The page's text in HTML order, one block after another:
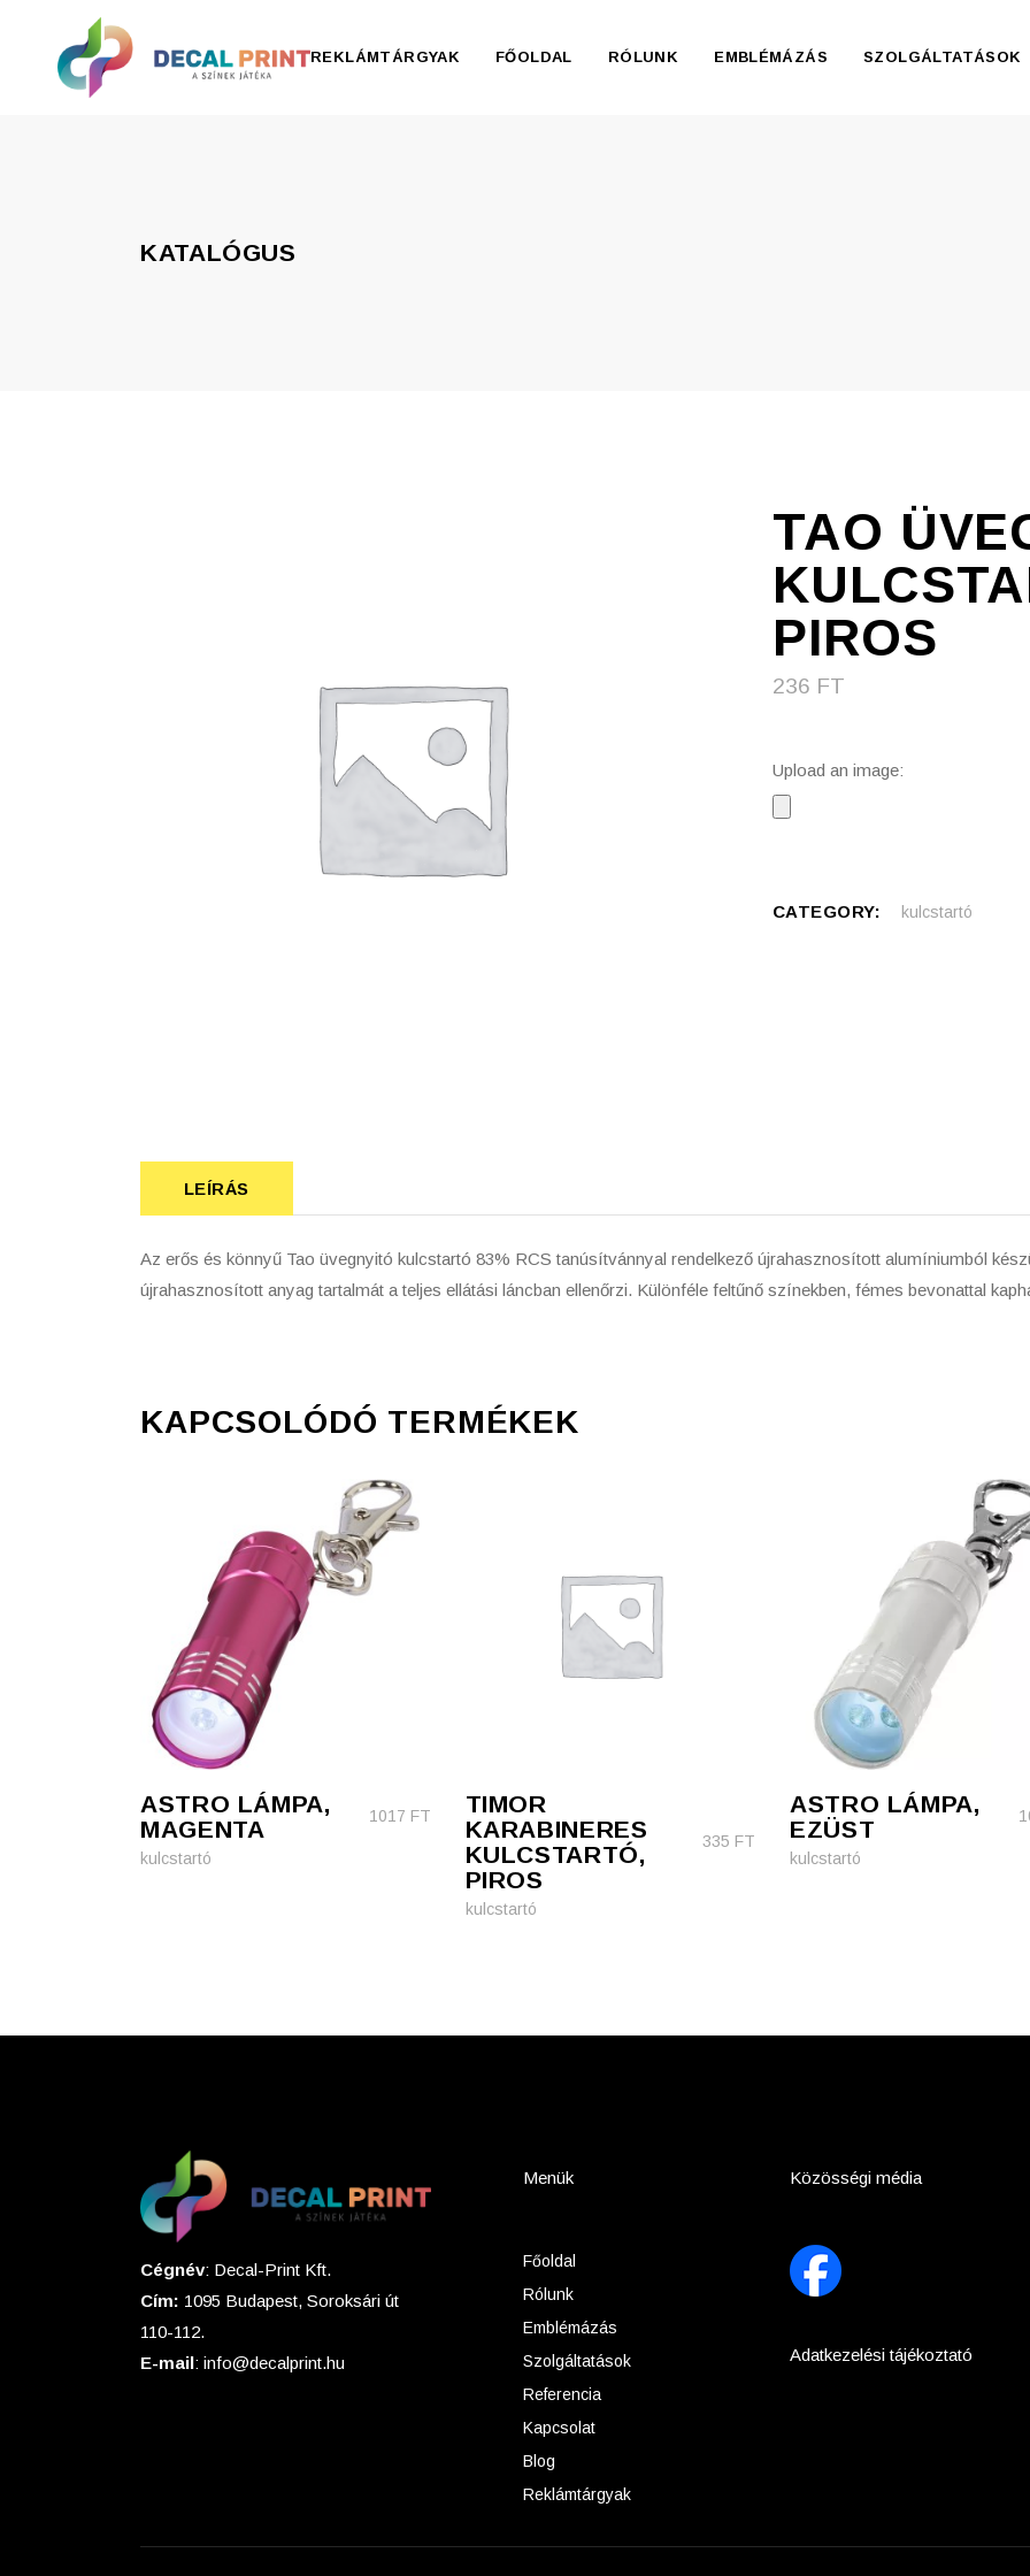
REKLÁMTÁRGYAK FŐOLDAL RÓLUNK EMBLÉMÁZÁS SZOLGÁLTATÁSOK
KATALÓGUS
TAO
PIROS
236 FT
Upload an image:
CATEGORY: kulcstartó
LEÍRÁS
Az erős és könnyű Tao üvegnyitó kulcstartó 83% RCS tanúsítvánnyal rendelkező újrahasznosított alumíniumból
újrahasznosított anyag tartalmát a teljes ellátási láncban ellenőrzi. Különféle feltűnő színekben, fémes bevonattal
KAPCSOLÓDÓ TERMÉKEK
ASTRO LÁMPA,
MAGENTA
1017 FT
kulcstartó
TIMOR
KARABINERES
KULCSTARTÓ,
PIROS
335 FT
kulcstartó
ASTRO LÁMPA,
EZÜST
kulcstartó
Cégnév: Decal-Print Kft.
Cím: 1095 Budapest, Soroksári út
110-112.
E-mail: info@decalprint.hu
Menük
Főoldal
Rólunk
Emblémázás
Szolgáltatások
Referencia
Kapcsolat
Blog
Reklámtárgyak
Közösségi média
Adatkezelési tájékoztató